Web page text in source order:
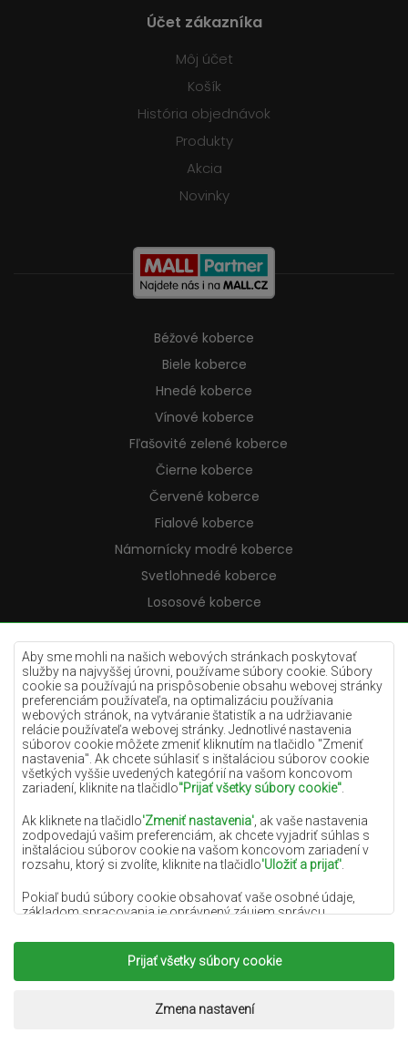
Aby sme mohli na našich webových stránkach poskytovať
služby na najvyššej úrovni, používame súbory cookie. Súbory
cookie sa používajú na prispôsobenie obsahu webovej stránky
preferenciám používateľa, na optimalizáciu používania
webových stránok, na vytváranie štatistík a na udržiavanie
relácie používateľa webovej stránky. Jednotlivé nastavenia
súborov cookie môžete zmeniť kliknutím na tlačidlo "Zmeniť
nastavenia". Ak chcete súhlasiť s inštaláciou súborov cookie
všetkých vyššie uvedených kategórií na vašom koncovom
zariadení, kliknite na tlačidlo"Prijať všetky súbory cookie"
Ak kliknete na tlačidlo'Zmeniť nastavenia' , ak vaše nastavenia
zodpovedajú vašim preferenciám, ak chcete vyjadriť súhlas s
inštaláciou súborov cookie na vašom koncovom zariadení v
rozsahu, ktorý si zvolíte, kliknite na tlačidlo'Uložiť a prijať'
Pokiaľ budú súbory cookie obsahovať vaše osobné údaje,
základom spracovania je oprávnený záujem správcu
podobe poskytovania vysokokvalitných služieb na našej
webovej stránke a marketingových aktivít správcu osobných
údajov a jeho dôveryhodných partnerov.
Viac informácií o súboroch cookie a spracovaní osobných
Prijať všetky súbory cookie
Zmena nastavení
Účet zákazníka
Môj účet
Košík
História objednávok
Produkty
Akcia
Novinky
Béžové koberce
Biele koberce
Hnedé koberce
Vínové koberce
Fľašovité zelené koberce
Čierne koberce
Červené koberce
Fialové koberce
Námornícky modré koberce
Svetlohnedé koberce
Lososové koberce
Krémové koberce
Lilac koberce
Žlté koberce
Mätové koberce
Modré koberce
Oranžové koberce
Ružové koberce
Šedé koberce
Terakotové koberce
Zelené koberce
Zlaté koberce
Copyright 2022Koberce Chemex.Všetky práva
Realizácia:www.dimax.pl